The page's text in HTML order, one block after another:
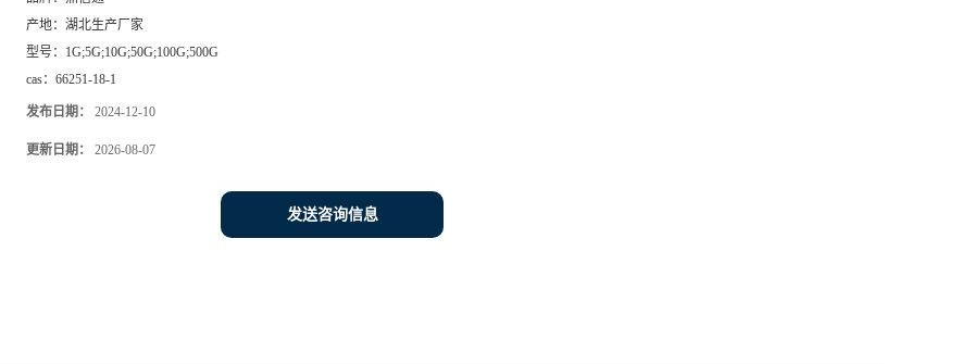
产地： 湖北生产厂家
型号： 1G;5G;10G;50G;100G;500G
cas： 66251-18-1
发布日期： 2024-12-10
更新日期： 2026-08-07
发送咨询信息